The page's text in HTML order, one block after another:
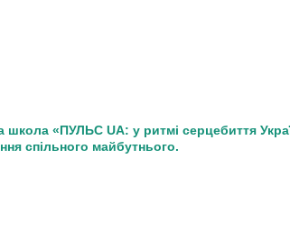
школа «ПУЛЬС UA: у ритмі серцебиття
спільного майбутнього.